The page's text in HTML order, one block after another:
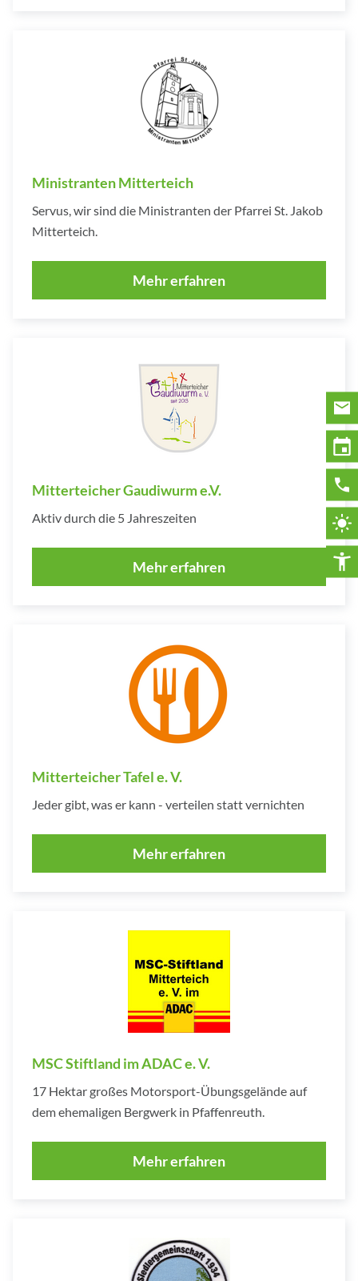
Ministranten Mitterteich
Servus, wir sind die Ministranten der Pfarrei St. Jakob
Mitterteich.
Mehr erfahren
Mitterteicher Gaudiwurm e.V.
Aktiv durch die 5 Jahreszeiten
Mehr erfahren
Mitterteicher Tafel e. V.
Jeder gibt, was er kann - verteilen statt vernichten
Mehr erfahren
MSC Stiftland im ADAC e. V.
17 Hektar großes Motorsport-Übungsgelände auf
dem ehemaligen Bergwerk in Pfaffenreuth.
Mehr erfahren